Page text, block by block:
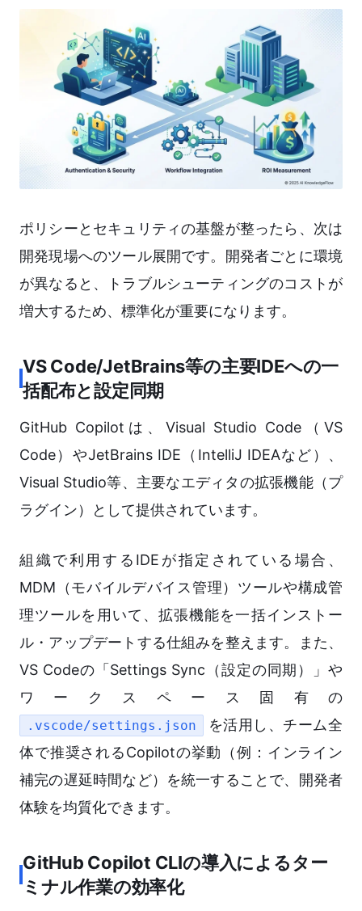
ポリシーとセキュリティの基盤が整ったら、次は
開発現場へのツール展開です。開発者ごとに環境
が異なると、トラブルシューティングのコストが
増大するため、標準化が重要になります。
VS Code/JetBrains等の主要IDEへの一
括配布と設定同期
GitHub Copilotは、Visual Studio Code（VS
Code）やJetBrains IDE（IntelliJ IDEAなど）、
Visual Studio等、主要なエディタの拡張機能（プ
ラグイン）として提供されています。
組織で利用するIDEが指定されている場合、
MDM（モバイルデバイス管理）ツールや構成管
理ツールを用いて、拡張機能を一括インストー
ル・アップデートする仕組みを整えます。また、
VS Codeの「Settings Sync（設定の同期）」や
ワークスペース固有の
.vscode/settings.json
を活用し、チーム全
体で推奨されるCopilotの挙動（例：インライン
補完の遅延時間など）を統一することで、開発者
体験を均質化できます。
GitHub Copilot CLIの導入によるター
ミナル作業の効率化